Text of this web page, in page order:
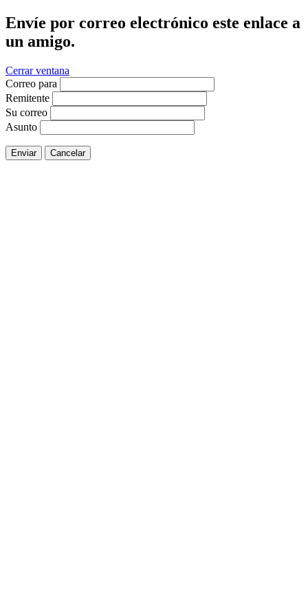
Envíe por correo electrónico este enlace a
un amigo.
Cerrar ventana
Correo para
Remitente
Su correo
Asunto
Enviar Cancelar